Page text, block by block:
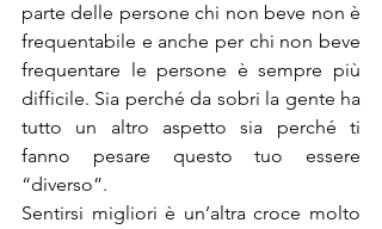
parte delle persone chi non beve non è
frequentabile e anche per chi non beve
frequentare le persone è sempre più
difficile. Sia perché da sobri la gente ha
tutto un altro aspetto sia perché ti
fanno pesare questo tuo essere
“diverso”.
Sentirsi migliori è un’altra croce molto